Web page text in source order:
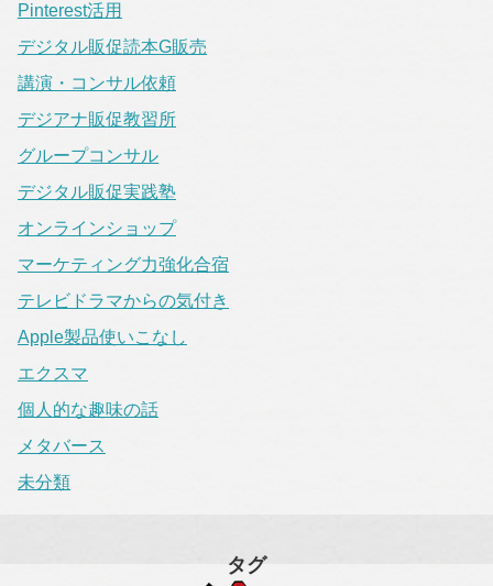
Pinterest活用
デジタル販促読本G販売
講演・コンサル依頼
デジアナ販促教習所
グループコンサル
デジタル販促実践塾
オンラインショップ
マーケティング力強化合宿
テレビドラマからの気付き
Apple製品使いこなし
エクスマ
個人的な趣味の話
メタバース
未分類
タグ